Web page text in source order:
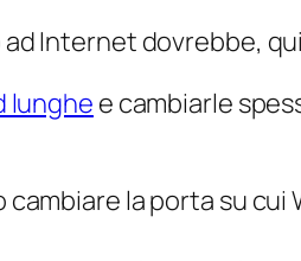
Internet dovrebbe,
lunghee cambiarle
la porta su